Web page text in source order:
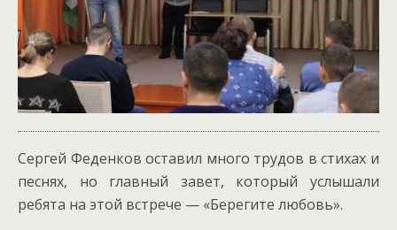
Сергей Феденков оставил много трудов в стихах и
песнях, но главный завет, который услышали
ребята на этой встрече — «Берегите любовь».